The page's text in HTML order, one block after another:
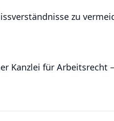
zu
Kanzlei für